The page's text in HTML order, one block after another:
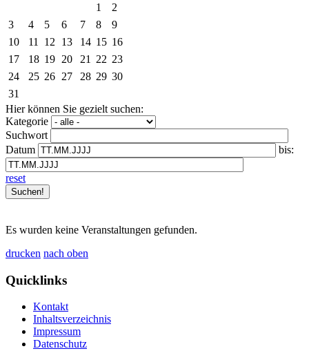
1
2
3
4 5 6 7 8
9
10
11 12 13 14 15 16
17
18 19 20 21 22 23
24
25 26 27 28 29 30
31
Hier können Sie gezielt suchen:
Kategorie
Suchwort
Datum
bis:
reset
Es wurden keine Veranstaltungen gefunden.
drucken nach oben
Quicklinks
Kontakt
Inhaltsverzeichnis
Impressum
Datenschutz